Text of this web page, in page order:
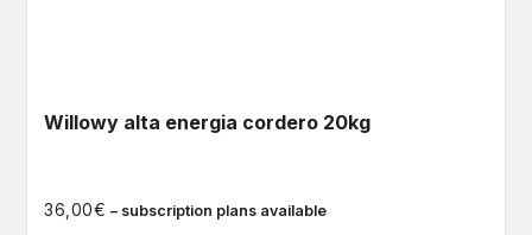
Willowy alta energia cordero 20kg
36,00€ – subscription plans available